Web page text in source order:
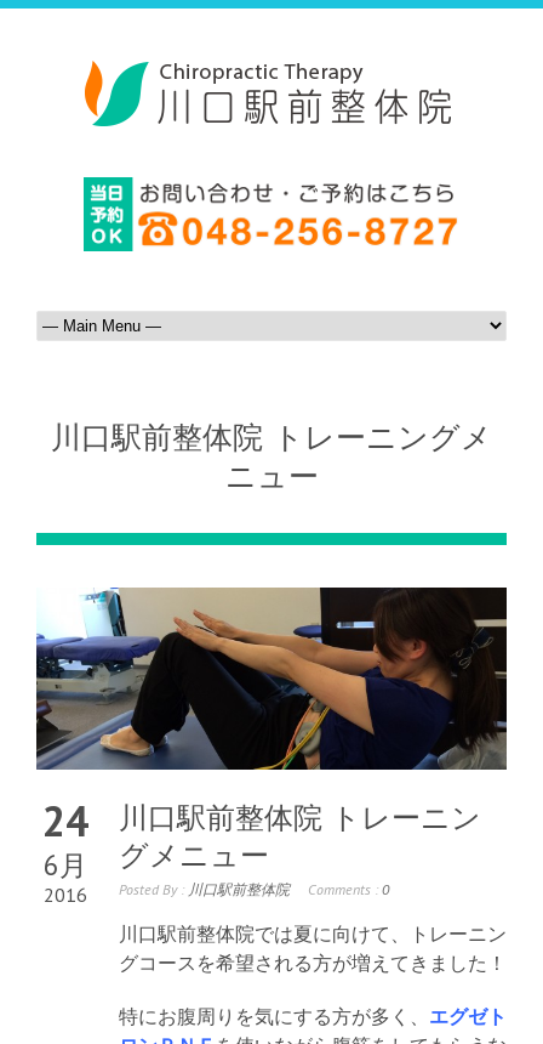
川口駅前整体院 トレーニングメ
ニュー
24
6月
2016
川口駅前整体院 トレーニン
グメニュー
Posted By : 川口駅前整体院 Comments : 0
川口駅前整体院では夏に向けて、トレーニン
グコースを希望される方が増えてきました！
特にお腹周りを気にする方が多く、 エグゼト